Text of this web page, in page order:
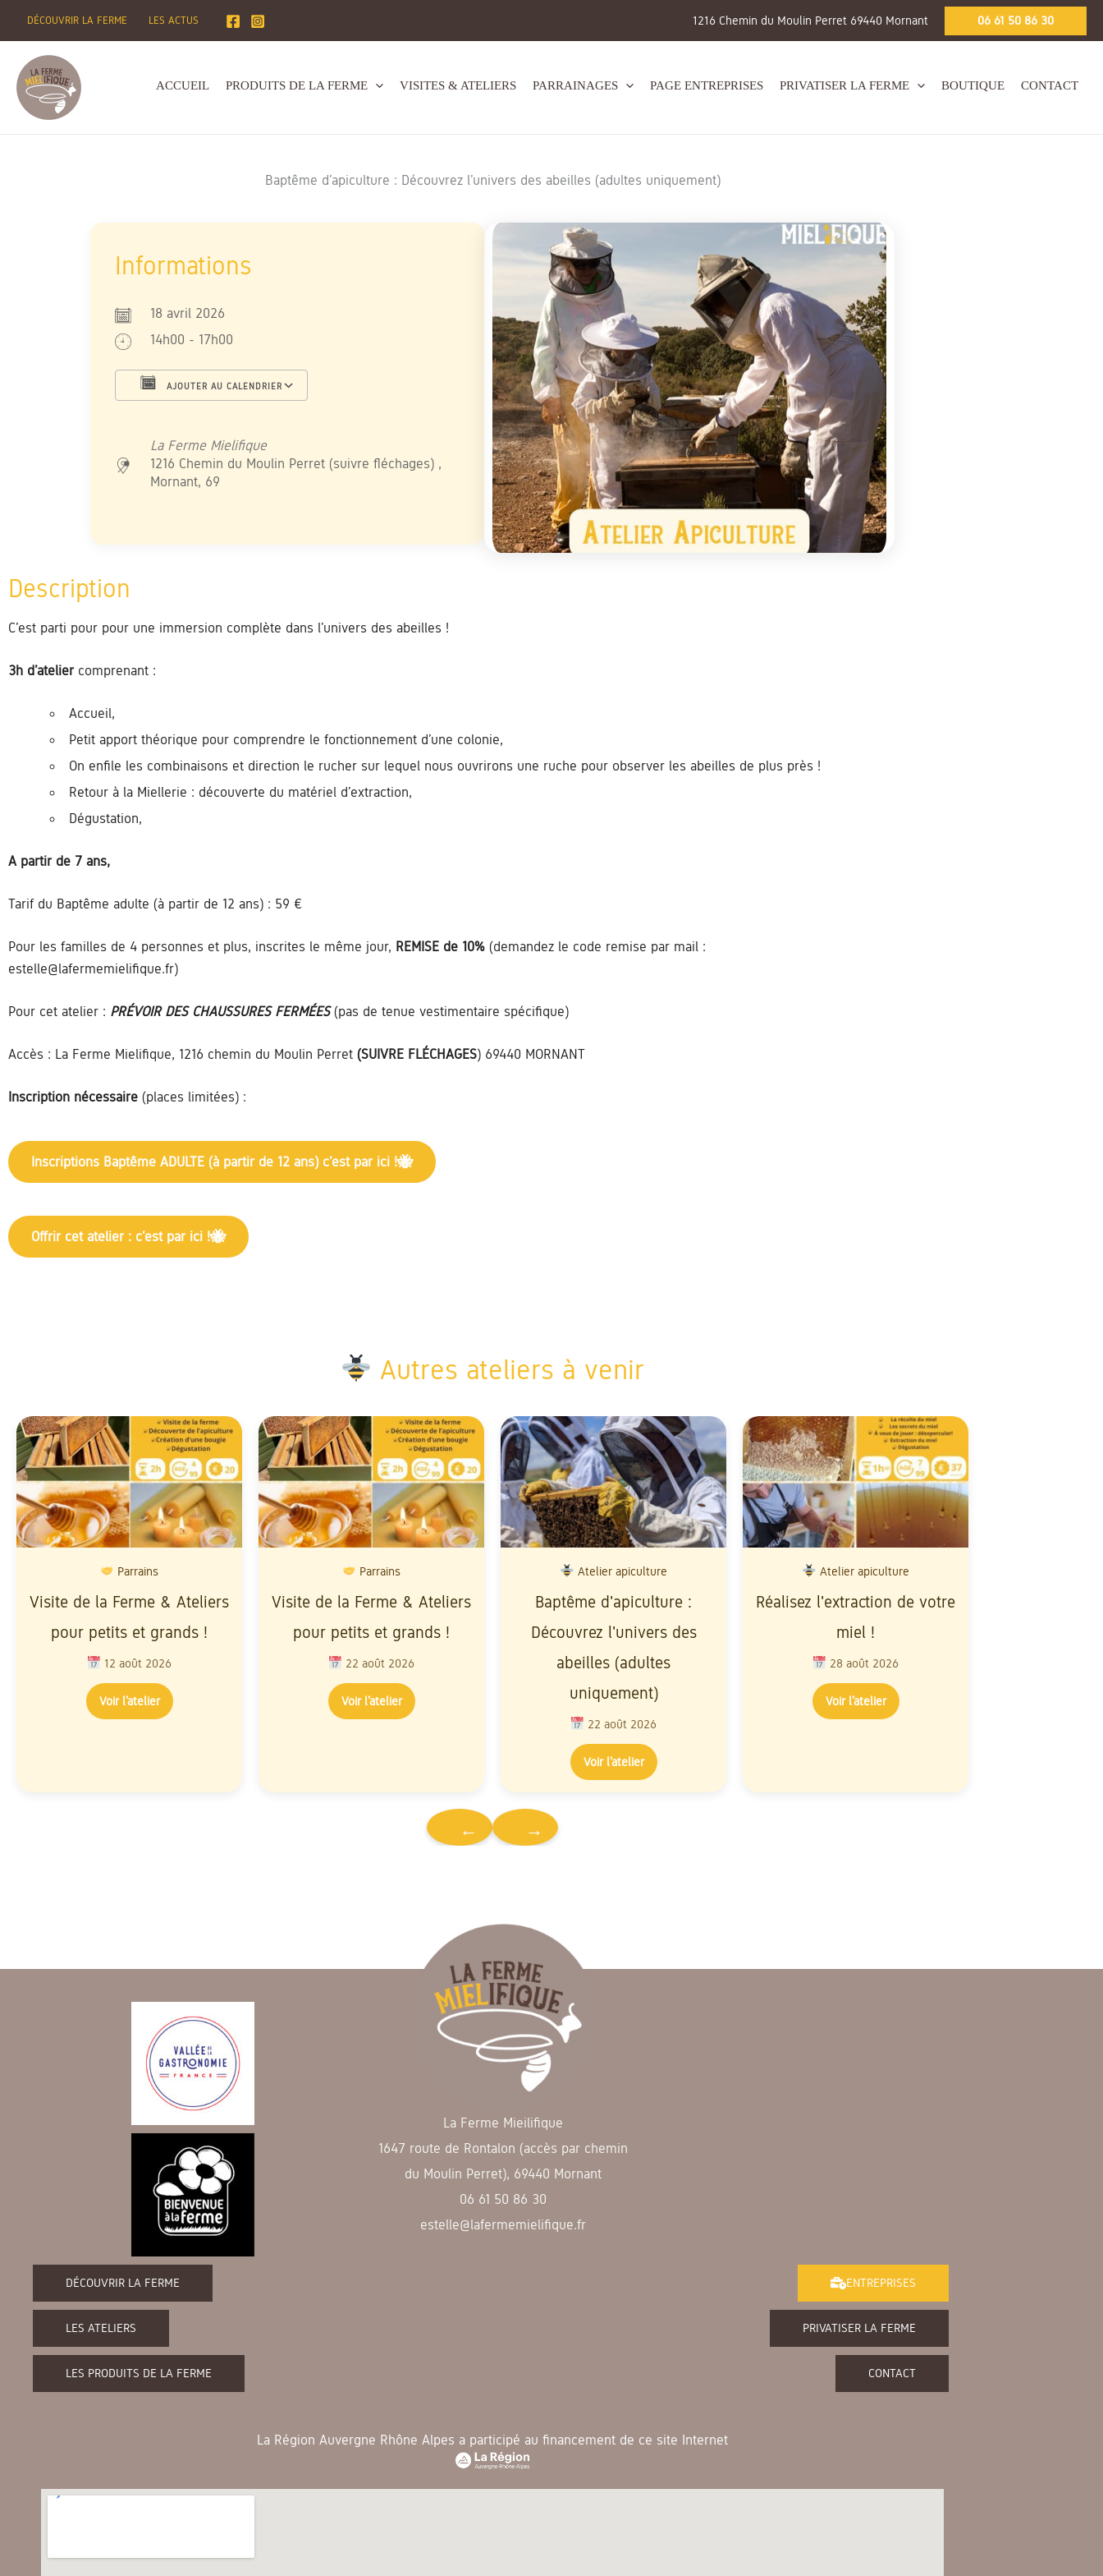
au
contenu
DÉCOUVRIR LA FERME LES ACTUS 1216 Chemin du Moulin Perret 69440 Mornant 06 61 50 86 30
ACCUEIL PRODUITS DE LA FERME VISITES & ATELIERS PARRAINAGES PAGE ENTREPRISES PRIVATISER LA FERME BOUTIQUE CONTACT
Baptême d’apiculture : Découvrez l’univers des abeilles (adultes uniquement)
18 avril 2026
14h00 - 17h00
AJOUTER AU CALENDRIER
La Ferme Mielifique
1216 Chemin du Moulin Perret (suivre fléchages) ,
Mornant, 69
C’est parti pour pour une immersion complète dans l’univers des abeilles !
3h d’atelier comprenant :
Accueil,
Petit apport théorique pour comprendre le fonctionnement d’une colonie,
On enfile les combinaisons et direction le rucher sur lequel nous ouvrirons une ruche pour observer les abeilles de plus près !
Retour à la Miellerie : découverte du matériel d’extraction,
Dégustation,
A partir de 7 ans,
Tarif du Baptême adulte (à partir de 12 ans) : 59 €
Pour les familles de 4 personnes et plus, inscrites le même jour, REMISE de 10% (demandez le code remise par mail :
estelle@lafermemielifique.fr)
Pour cet atelier : PRÉVOIR DES CHAUSSURES FERMÉES(pas de tenue vestimentaire spécifique)
Accès : La Ferme Mielifique, 1216 chemin du Moulin Perret (SUIVRE FLÉCHAGES) 69440 MORNANT
Inscription nécessaire (places limitées) :
Inscriptions Baptême ADULTE (à partir de 12 ans) c’est par ici !
Offrir cet atelier : c’est par ici !
Autres ateliers à venir
Parrains
Visite de la Ferme & Ateliers
pour petits et grands !
12 août 2026
Voir l’atelier
Parrains
Visite de la Ferme & Ateliers
pour petits et grands !
22 août 2026
Voir l’atelier
Atelier apiculture
Baptême d'apiculture :
Découvrez l'univers des
abeilles (adultes
uniquement)
22 août 2026
Voir l’atelier
Atelier apiculture
Réalisez l'extraction de votre
miel !
28 août 2026
Voir l’atelier
← →
DÉCOUVRIR LA FERME
LES ATELIERS
LES PRODUITS DE LA FERME
La Ferme Mieilifique
1647 route de Rontalon (accès par chemin
du Moulin Perret), 69440 Mornant
06 61 50 86 30
estelle@lafermemielifique.fr
ENTREPRISES
PRIVATISER LA FERME
CONTACT
La Région Auvergne Rhône Alpes a participé au financement de ce site Internet